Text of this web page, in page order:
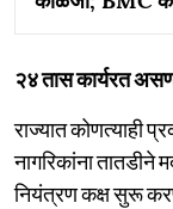
२४ तास कार्यरत
राज्यात कोणत्याही
नागरिकांना तातडीने
नियंत्रण कक्ष सुरू